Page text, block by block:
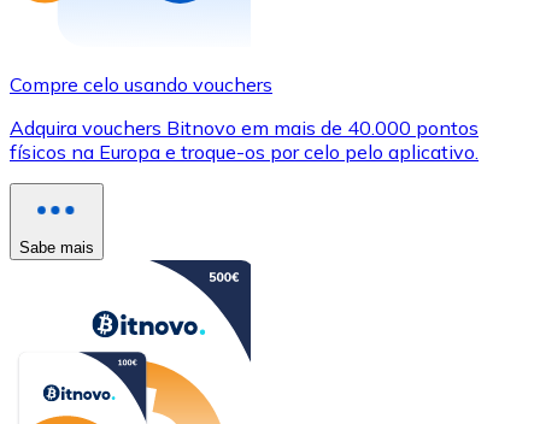
Compre celo usando vouchers
Adquira vouchers Bitnovo em mais de 40.000 pontos
físicos na Europa e troque-os por celo pelo aplicativo.
Sabe mais